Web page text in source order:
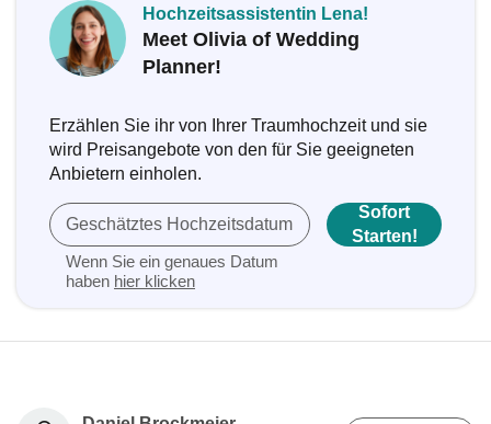
Hochzeitsassistentin Lena!
Meet Olivia of Wedding
Planner!
Erzählen Sie ihr von Ihrer Traumhochzeit und sie
wird Preisangebote von den für Sie geeigneten
Anbietern einholen.
Geschätztes Hochzeitsdatum
Wenn Sie ein genaues Datum
haben hier klicken
Sofort
Starten!